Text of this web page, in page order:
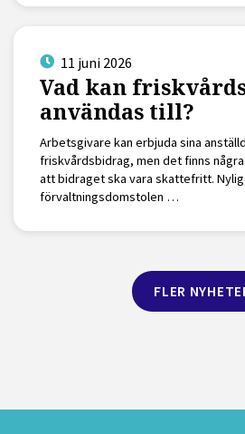
11 juni 2026
Vad kan
användas till?
Arbetsgivare kan erbjuda sina
friskvårdsbidrag, men det finns
att bidraget ska vara skattefritt.
förvaltningsdomstolen …
FLER